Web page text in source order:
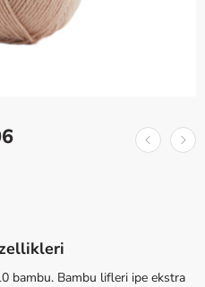
bambu. Bambu lifleri ipe ekstra